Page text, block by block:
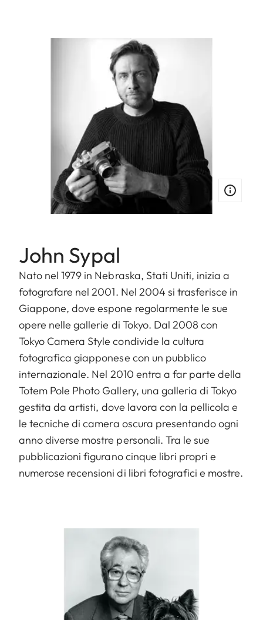
John Sypal
Nato nel 1979 in Nebraska, Stati Uniti, inizia a
fotografare nel 2001. Nel 2004 si trasferisce in
Giappone, dove espone regolarmente le sue
opere nelle gallerie di Tokyo. Dal 2008 con
Tokyo Camera Style condivide la cultura
fotografica giapponese con un pubblico
internazionale. Nel 2010 entra a far parte della
Totem Pole Photo Gallery, una galleria di Tokyo
gestita da artisti, dove lavora con la pellicola e
le tecniche di camera oscura presentando ogni
anno diverse mostre personali. Tra le sue
pubblicazioni figurano cinque libri propri e
numerose recensioni di libri fotografici e mostre.